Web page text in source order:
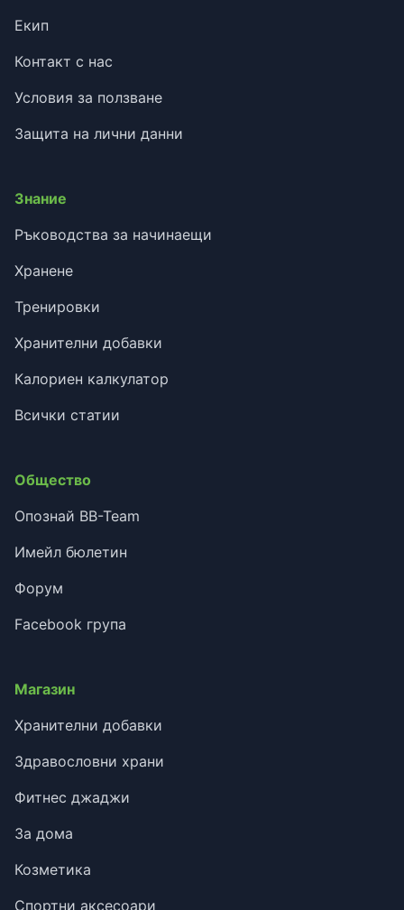
Екип
Контакт с нас
Условия за ползване
Защита на лични данни
Знание
Ръководства за начинаещи
Хранене
Тренировки
Хранителни добавки
Калориен калкулатор
Всички статии
Общество
Опознай BB-Team
Имейл бюлетин
Форум
Facebook група
Магазин
Хранителни добавки
Здравословни храни
Фитнес джаджи
За дома
Козметика
Спортни аксесоари